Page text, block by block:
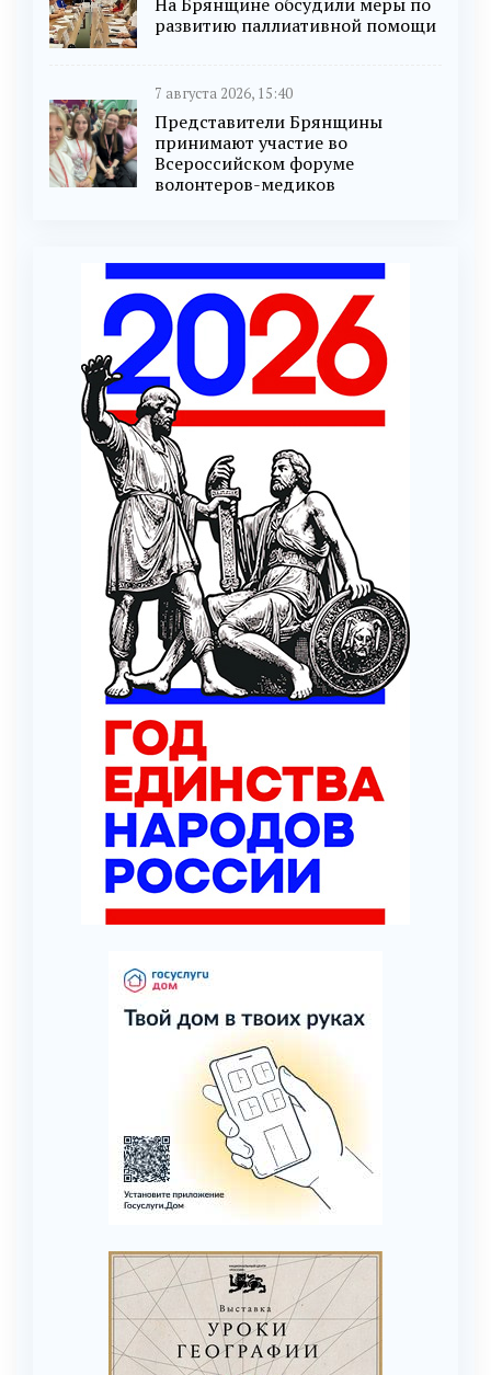
развитию паллиативной помощи
7 августа 2026, 15:40
Представители Брянщины
принимают участие во
Всероссийском форуме
волонтеров-медиков